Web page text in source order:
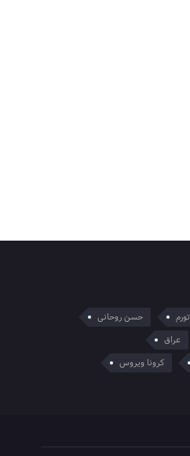
تورم
حسن روحانی
عراق
کرونا ویروس